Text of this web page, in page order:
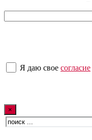
Я даю свое согласие
×
Искать: